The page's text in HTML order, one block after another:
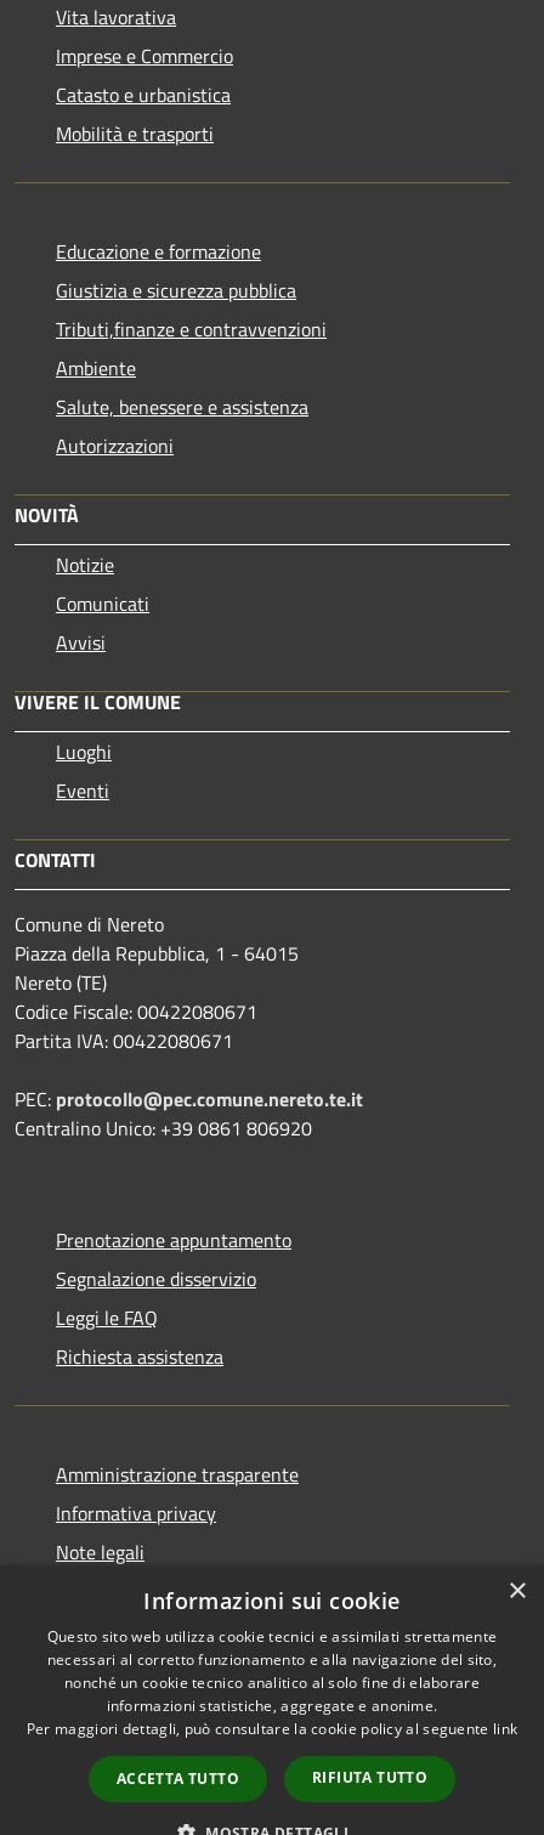
Vita lavorativa
Imprese e Commercio
Catasto e urbanistica
Mobilità e trasporti
Educazione e formazione
Giustizia e sicurezza pubblica
Tributi,finanze e contravvenzioni
Ambiente
Salute, benessere e assistenza
Autorizzazioni
NOVITÀ
Notizie
Comunicati
Avvisi
VIVERE IL COMUNE
Luoghi
Eventi
CONTATTI
Comune di Nereto
Piazza della Repubblica, 1 - 64015
Nereto (TE)
Codice Fiscale: 00422080671
Partita IVA: 00422080671
PEC: protocollo@pec.comune.nereto.te.it
Centralino Unico: +39 0861 806920
Prenotazione appuntamento
Segnalazione disservizio
Leggi le FAQ
Richiesta assistenza
Amministrazione trasparente
Informativa privacy
Note legali
Dichiarazione di accessibilità
Accessibilità
Copyright © 2026 • Comune di
Nereto • Powered by
Municipium•
Accesso
redazione
×
Informazioni sui cookie
Questo sito web utilizza cookie tecnici e assimilati strettamente
necessari al corretto funzionamento e alla navigazione del sito,
nonché un cookie tecnico analitico al solo fine di elaborare
informazioni statistiche, aggregate e anonime.
Per maggiori dettagli, può consultare la cookie policy al seguente link
ACCETTA TUTTO RIFIUTA TUTTO